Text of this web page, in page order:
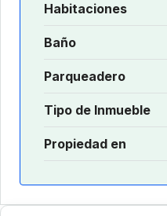
Habitaciones
Baño
Parqueadero
Tipo de Inmueble
Propiedad en